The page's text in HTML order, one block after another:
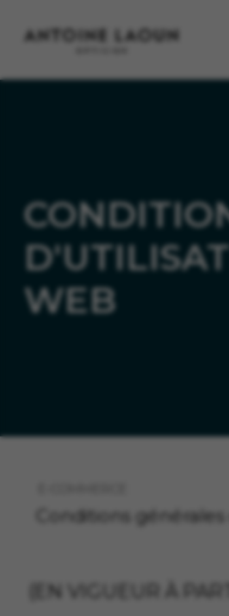
WEB
Conditions
(EN VIGUEUR À